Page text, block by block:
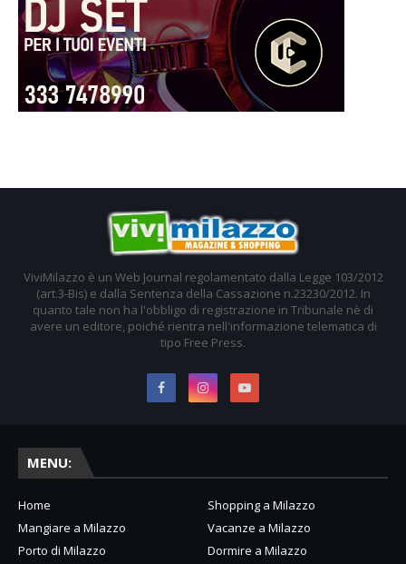
ViviMilazzo è un Web Journal regolamentato dalla Legge 103/2012
(art.3-Bis) e dalla Sentenza della Cassazione n.23230/2012. In
quanto tale non ha l'obbligo di registrazione in Tribunale nè di
avere un editore, poiché rientra nell'informazione telematica di
tipo Free Press.
MENU:
Home
Shopping a Milazzo
Mangiare a Milazzo
Vacanze a Milazzo
Porto di Milazzo
Dormire a Milazzo